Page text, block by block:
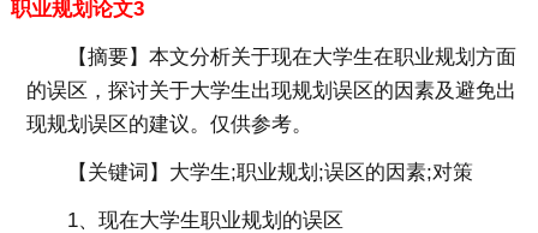
职业规划论文3
【摘要】本文分析关于现在大学生在职业规划方面
的误区，探讨关于大学生出现规划误区的因素及避免出
现规划误区的建议。仅供参考。
【关键词】 大学生;职业规划;误区的因素;对策
1、现在大学生职业规划的误区